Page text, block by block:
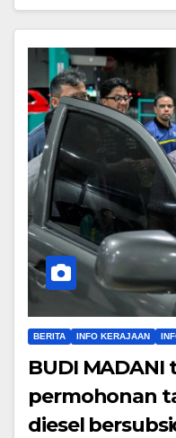
BERITA INFO KERAJAAN
BUDI MADANI
permohonan
diesel